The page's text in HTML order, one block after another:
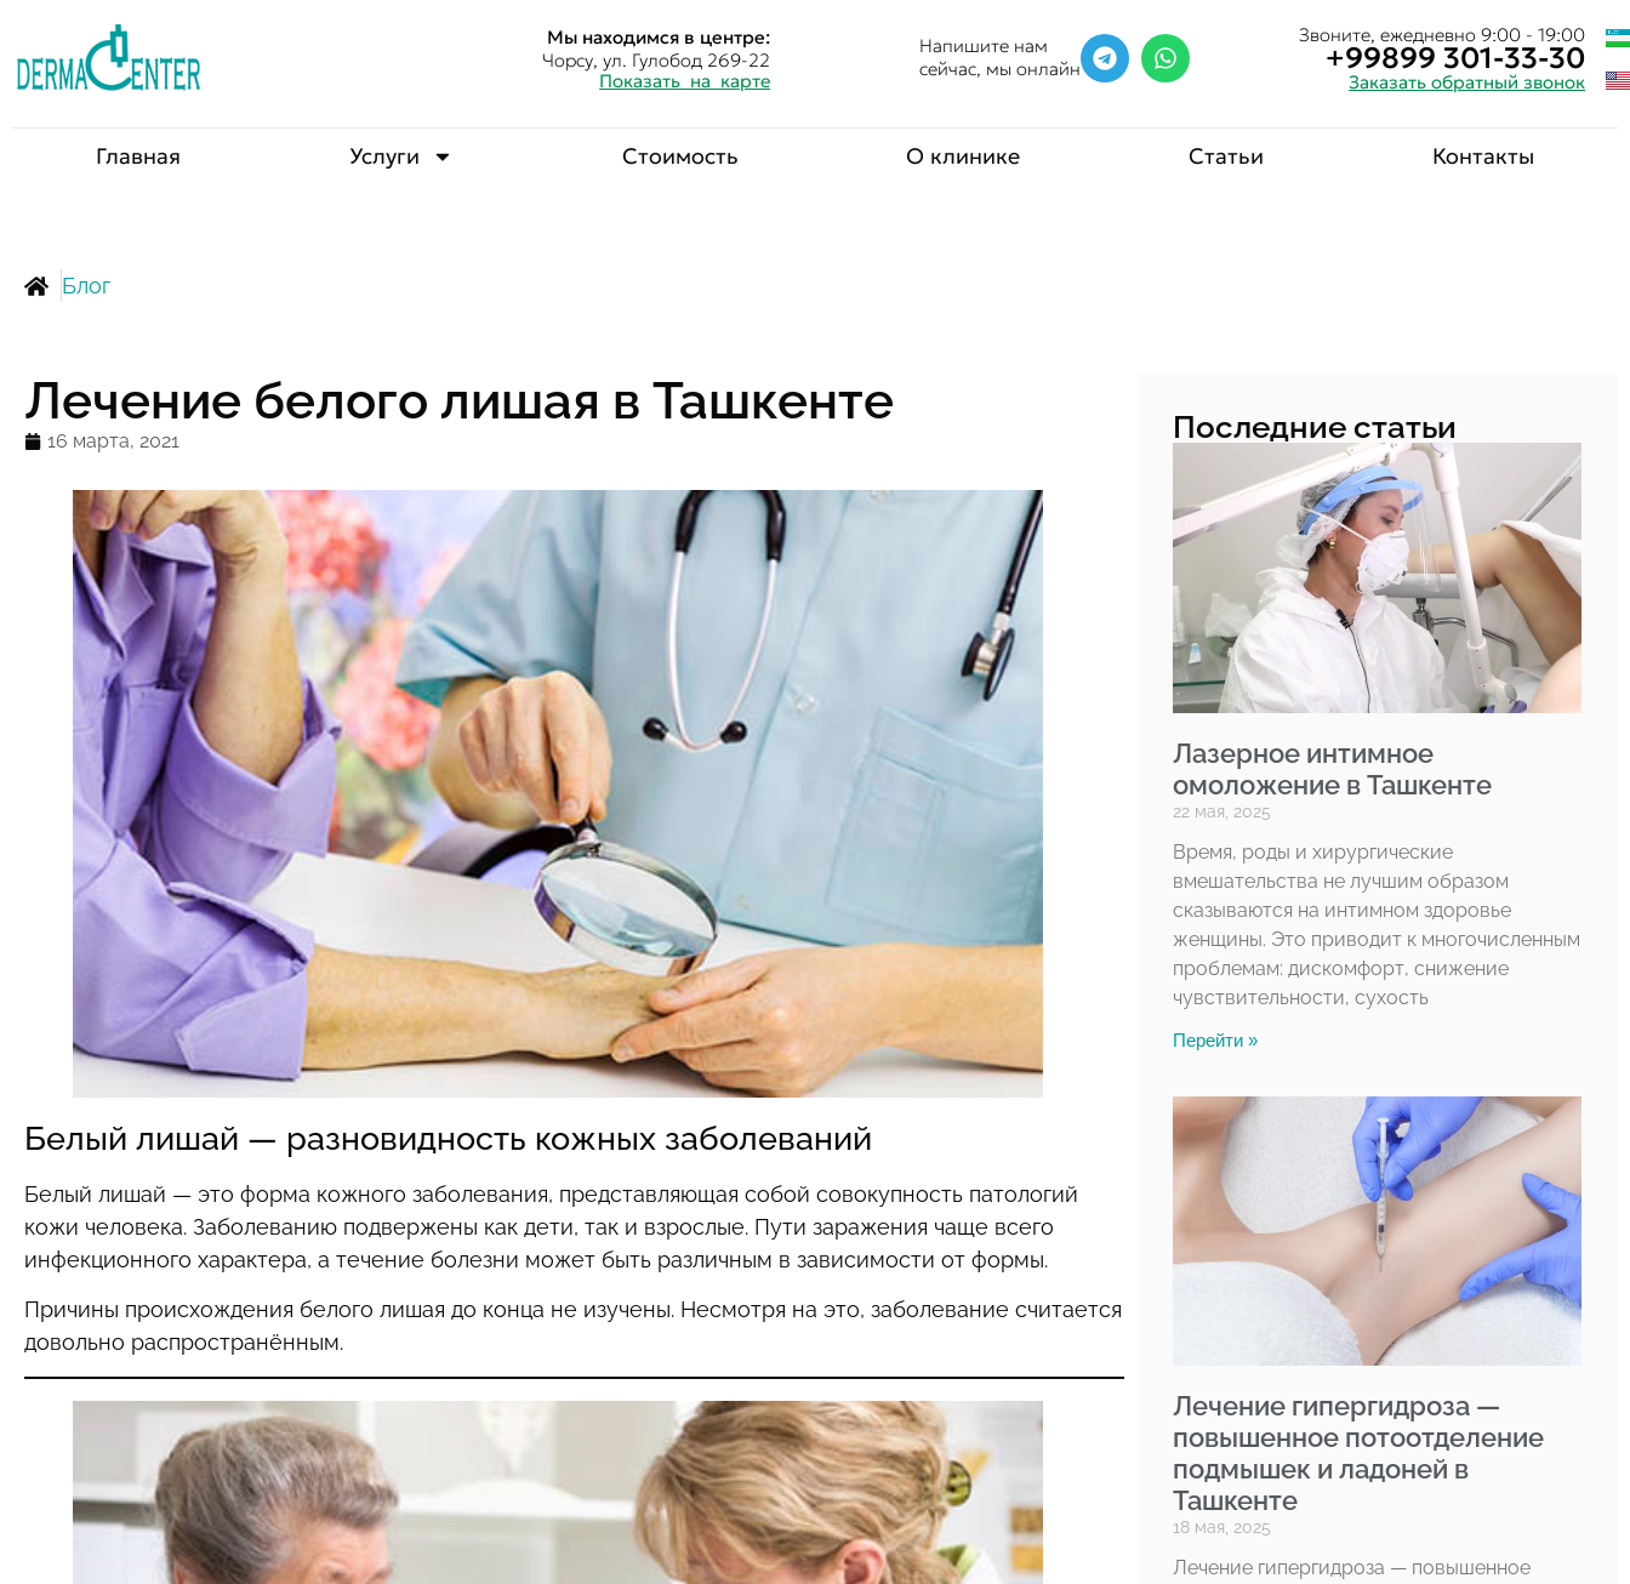
Мы находимся в центре:
Чорсу, ул. Гулобод 269-22
Показать на карте
Напишите нам
сейчас, мы онлайн
Звоните, ежедневно 9:00 - 19:00
+99899 301-33-30
Заказать обратный звонок
Главная Услуги Стоимость О клинике Статьи Контакты
Блог
Лечение белого лишая в Ташкенте
16 марта, 2021
Белый лишай — разновидность кожных заболеваний
Белый лишай — это форма кожного заболевания, представляющая собой совокупность патологий
кожи человека. Заболеванию подвержены как дети, так и взрослые. Пути заражения чаще всего
инфекционного характера, а течение болезни может быть различным в зависимости от формы.
Причины происхождения белого лишая до конца не изучены. Несмотря на это, заболевание считается
довольно распространённым.
Последние статьи
Лазерное интимное
омоложение в Ташкенте
22 мая, 2025
Время, роды и хирургические
вмешательства не лучшим образом
сказываются на интимном здоровье
женщины. Это приводит к многочисленным
проблемам: дискомфорт, снижение
чувствительности, сухость
Перейти »
Лечение гипергидроза —
повышенное потоотделение
подмышек и ладоней в
Ташкенте
18 мая, 2025
Лечение гипергидроза — повышенное